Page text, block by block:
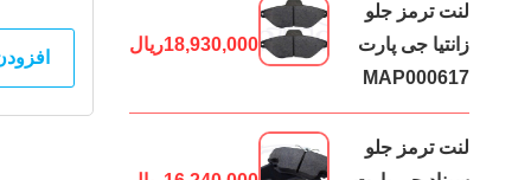
لنت ترمز جلو
زانتیا جی پارت
MAP000617
18,930,000ریال
لنت ترمز جلو